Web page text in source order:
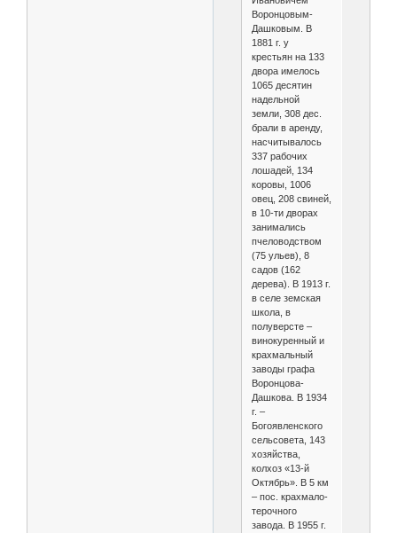
Воронцовым-
Дашковым. В
1881 г. у
крестьян на 133
двора имелось
1065 десятин
надельной
земли, 308 дес.
брали в аренду,
насчитывалось
337 рабочих
лошадей, 134
коровы, 1006
овец, 208 свиней,
в 10-ти дворах
занимались
пчеловодством
(75 ульев), 8
садов (162
дерева). В 1913 г.
в селе земская
школа, в
полуверсте –
винокуренный и
крахмальный
заводы графа
Воронцова-
Дашкова. В 1934
г. –
Богоявленского
сельсовета, 143
хозяйства,
колхоз «13-й
Октябрь». В 5 км
– пос. крахмало-
терочного
завода. В 1955 г.